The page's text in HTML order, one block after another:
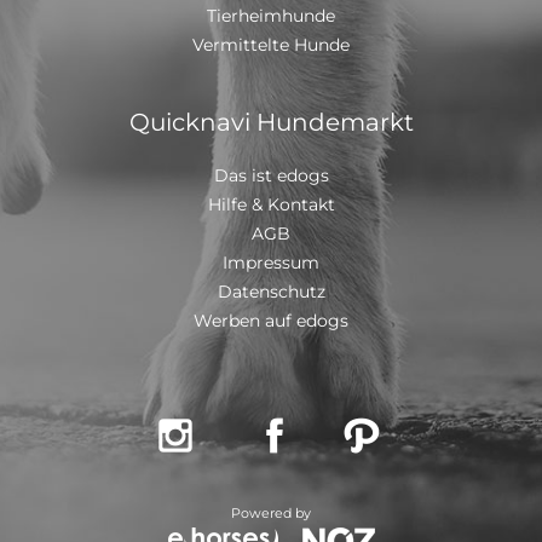
Tierheimhunde
Vermittelte Hunde
Quicknavi Hundemarkt
Das ist edogs
Hilfe & Kontakt
AGB
Impressum
Datenschutz
Werben auf edogs
  
Powered by